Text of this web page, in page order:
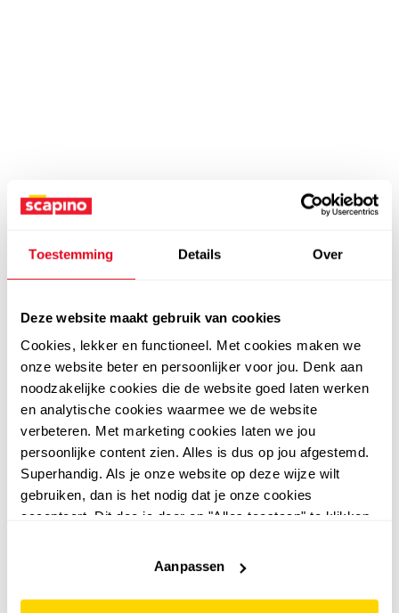
Toestemming Details Over
Deze website maakt gebruik van cookies
Cookies, lekker en functioneel. Met cookies maken we
onze website beter en persoonlijker voor jou. Denk aan
noodzakelijke cookies die de website goed laten werken
en analytische cookies waarmee we de website
verbeteren. Met marketing cookies laten we jou
persoonlijke content zien. Alles is dus op jou afgestemd.
Superhandig. Als je onze website op deze wijze wilt
gebruiken, dan is het nodig dat je onze cookies
accepteert. Dit doe je door op "Alles toestaan" te klikken.
website niet optimaal functioneert.
Aanpassen